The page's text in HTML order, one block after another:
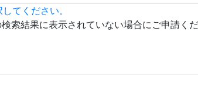
てください。
索結果に表示されていない場合にご申請く